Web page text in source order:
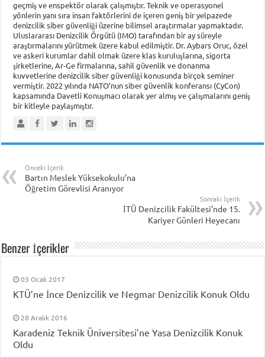
geçmiş ve enspektör olarak çalışmıştır. Teknik ve operasyonel
yönlerin yanı sıra insan faktörlerini de içeren geniş bir yelpazede
denizcilik siber güvenliği üzerine bilimsel araştırmalar yapmaktadır.
Uluslararası Denizcilik Örgütü (IMO) tarafından bir ay süreyle
araştırmalarını yürütmek üzere kabul edilmiştir. Dr. Aybars Oruc, özel
ve askeri kurumlar dahil olmak üzere klas kuruluşlarına, sigorta
şirketlerine, Ar-Ge firmalarına, sahil güvenlik ve donanma
kuvvetlerine denizcilik siber güvenliği konusunda birçok seminer
vermiştir. 2022 yılında NATO’nun siber güvenlik konferansı (CyCon)
kapsamında Davetli Konuşmacı olarak yer almış ve çalışmalarını geniş
bir kitleyle paylaşmıştır.
Önceki İçerik
Bartın Meslek Yüksekokulu’na
Öğretim Görevlisi Aranıyor
Sonraki İçerik
İTÜ Denizcilik Fakültesi’nde 15.
Kariyer Günleri Heyecanı
Benzer İçerikler
03 Ocak 2017
KTÜ’ne İnce Denizcilik ve Negmar Denizcilik Konuk Oldu
28 Aralık 2016
Karadeniz Teknik Üniversitesi’ne Yasa Denizcilik Konuk
Oldu